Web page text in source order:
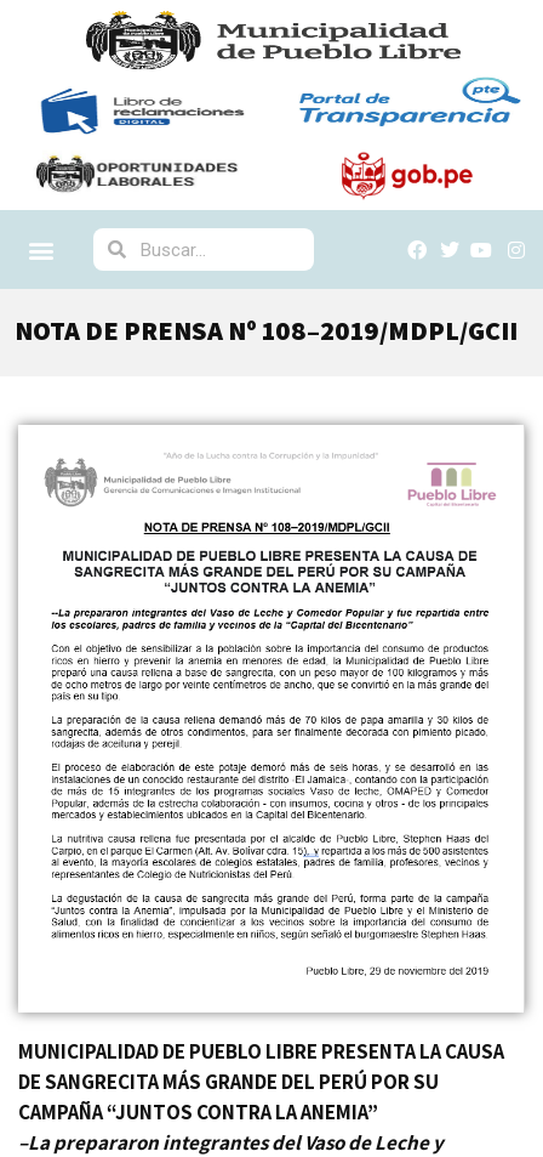
NOTA DE PRENSA Nº 108–2019/MDPL/GCII
MUNICIPALIDAD DE PUEBLO LIBRE PRESENTA LA CAUSA
DE SANGRECITA MÁS GRANDE DEL PERÚ POR SU
CAMPAÑA “JUNTOS CONTRA LA ANEMIA”
–La prepararon integrantes del Vaso de Leche y